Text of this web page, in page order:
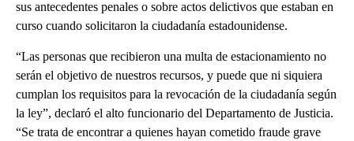
sus antecedentes penales o sobre actos delictivos que estaban en
curso cuando solicitaron la ciudadanía estadounidense.
“Las personas que recibieron una multa de estacionamiento no
serán el objetivo de nuestros recursos, y puede que ni siquiera
cumplan los requisitos para la revocación de la ciudadanía según
la ley”, declaró el alto funcionario del Departamento de Justicia.
“Se trata de encontrar a quienes hayan cometido fraude grave